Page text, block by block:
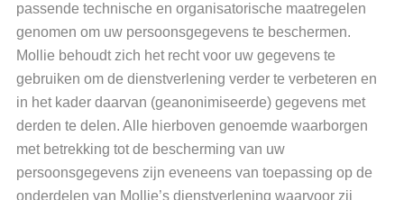
passende technische en organisatorische maatregelen
genomen om uw persoonsgegevens te beschermen.
Mollie behoudt zich het recht voor uw gegevens te
gebruiken om de dienstverlening verder te verbeteren en
in het kader daarvan (geanonimiseerde) gegevens met
derden te delen. Alle hierboven genoemde waarborgen
met betrekking tot de bescherming van uw
persoonsgegevens zijn eveneens van toepassing op de
onderdelen van Mollie’s dienstverlening waarvoor zij